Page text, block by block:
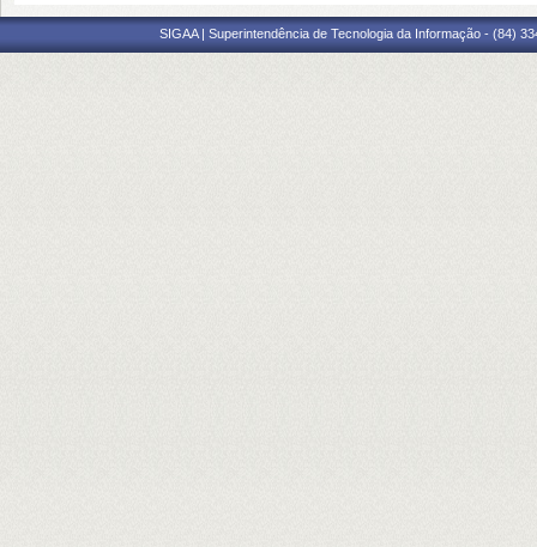
SIGAA | Superintendência de Tecnologia da Informação - (84)